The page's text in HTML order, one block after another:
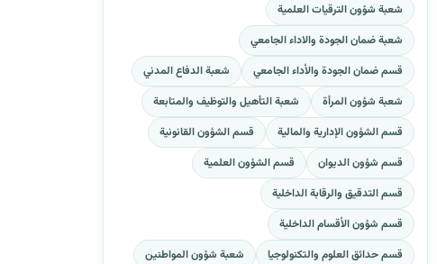
شعبة شؤون الترقيات العلمية
شعبة ضمان الجودة والاداء الجامعي
قسم ضمان الجودة والأداء الجامعي
شعبة الدفاع المدني
شعبة شؤون المرأة
شعبة التأهيل والتوظيف والمتابعة
قسم الشؤون الإدارية والمالية
قسم الشؤون القانونية
قسم شؤون الديوان
قسم الشؤون العلمية
قسم التدقيق والرقابة الداخلية
قسم شؤون الأقسام الداخلية
قسم حدائق العلوم والتكنولوجيا
شعبة شؤون المواطنين